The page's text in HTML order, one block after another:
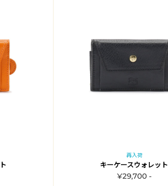
再入荷
キーケースウォレット
¥29,700 -